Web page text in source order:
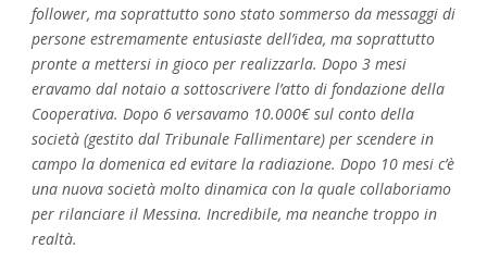
follower, ma soprattutto sono stato sommerso da messaggi di
persone estremamente entusiaste dell’idea, ma soprattutto
pronte a mettersi in gioco per realizzarla. Dopo 3 mesi
eravamo dal notaio a sottoscrivere l’atto di fondazione della
Cooperativa. Dopo 6 versavamo 10.000€ sul conto della
società (gestito dal Tribunale Fallimentare) per scendere in
campo la domenica ed evitare la radiazione. Dopo 10 mesi c’è
una nuova società molto dinamica con la quale collaboriamo
per rilanciare il Messina. Incredibile, ma neanche troppo in
realtà.